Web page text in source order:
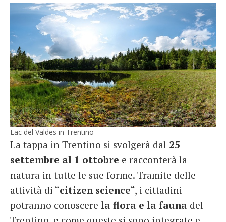
Lac del Valdes in Trentino
La tappa in Trentino si svolgerà dal 25
settembre al 1 ottobre e racconterà la
natura in tutte le sue forme. Tramite delle
attività di “citizen science“, i cittadini
potranno conoscere la flora e la fauna del